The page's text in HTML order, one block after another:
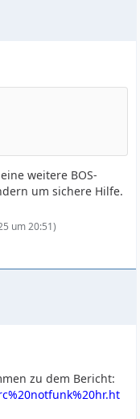
weitere BOS-
um sichere Hilfe.
um 20:51)
zu dem Bericht: